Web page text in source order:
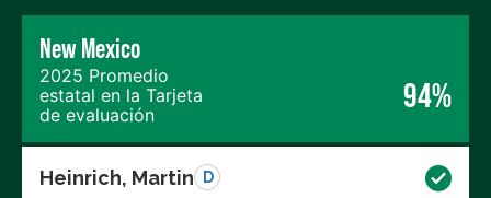
New Mexico
2025 Promedio
estatal en la Tarjeta
de evaluación
94%
Heinrich, Martin D